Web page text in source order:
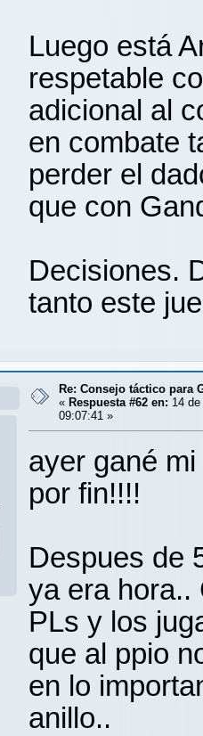
Luego está
respetable
adicional al
en combate
perder el
que con
Decisiones.
tanto este
Re: Consejo táctico para
« Respuesta #62 en: 14
09:07:41 »
ayer gané
por fin!!!!
Despues de
ya era hora..
PLs y los
que al ppio
en lo
anillo..